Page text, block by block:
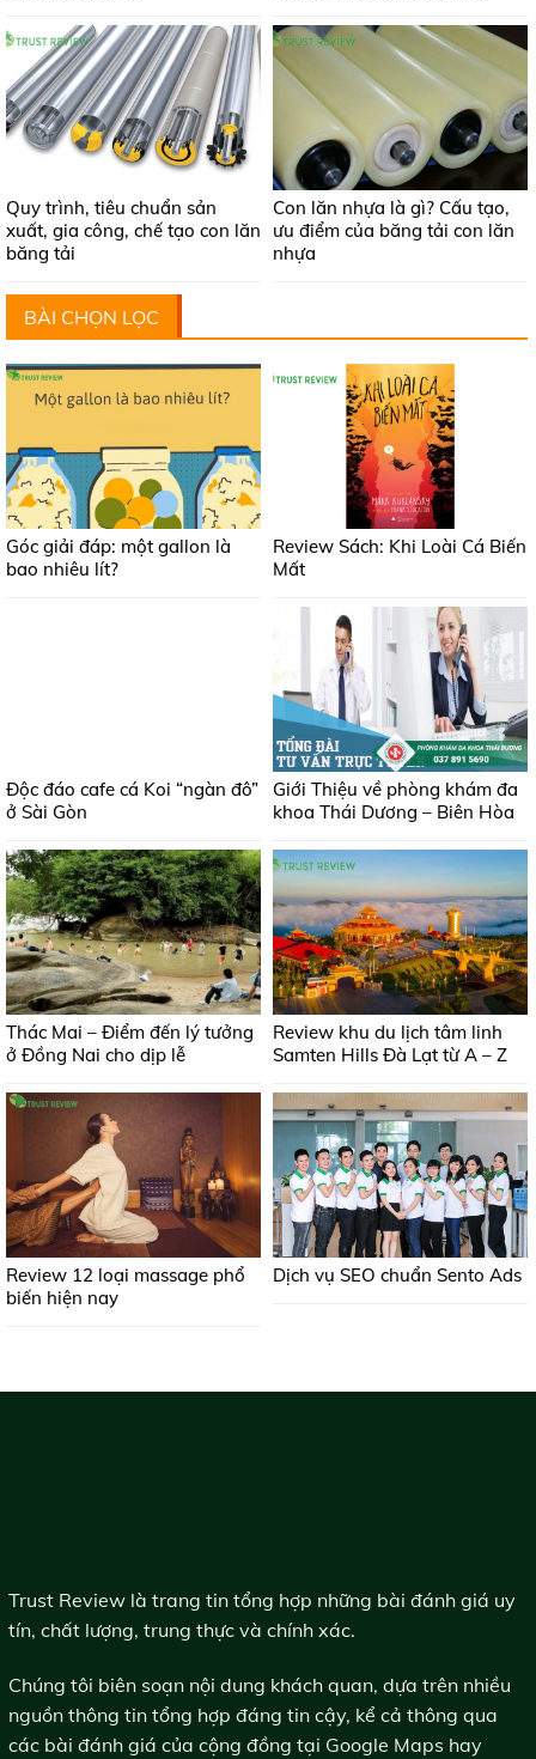
Quy trình, tiêu chuẩn sản
xuất, gia công, chế tạo con lăn
băng tải
Con lăn nhựa là gì? Cấu tạo,
ưu điểm của băng tải con lăn
nhựa
BÀI CHỌN LỌC
Góc giải đáp: một gallon là
bao nhiêu lít?
Review Sách: Khi Loài Cá Biến
Mất
Độc đáo cafe cá Koi “ngàn đô”
ở Sài Gòn
Giới Thiệu về phòng khám đa
khoa Thái Dương – Biên Hòa
Thác Mai – Điểm đến lý tưởng
ở Đồng Nai cho dịp lễ
Review khu du lịch tâm linh
Samten Hills Đà Lạt từ A – Z
Review 12 loại massage phổ
biến hiện nay
Dịch vụ SEO chuẩn Sento Ads
Trust Review là trang tin tổng hợp những bài đánh giá uy
tín, chất lượng, trung thực và chính xác.
Chúng tôi biên soạn nội dung khách quan, dựa trên nhiều
nguồn thông tin tổng hợp đáng tin cậy, kể cả thông qua
các bài đánh giá của cộng đồng tại Google Maps hay